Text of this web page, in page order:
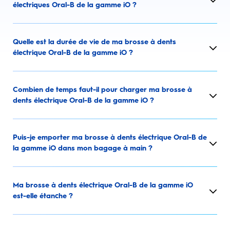
électriques Oral-B de la gamme iO ?
Quelle est la durée de vie de ma brosse à dents
électrique Oral-B de la gamme iO ?
Combien de temps faut-il pour charger ma brosse à
dents électrique Oral-B de la gamme iO ?
Puis-je emporter ma brosse à dents électrique Oral-B de
la gamme iO dans mon bagage à main ?
Ma brosse à dents électrique Oral-B de la gamme iO
est-elle étanche ?